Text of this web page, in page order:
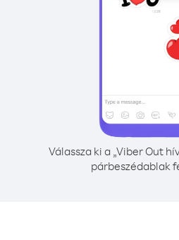
Válassza ki a „Viber Out
párbeszédablak